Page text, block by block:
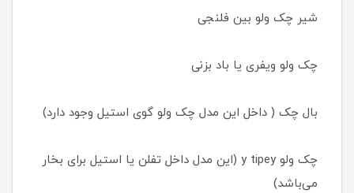
شیر چک ولو بین فلنجی
چک ولو ویفری یا باد بزنی
بال چک ( داخل این مدل چک ولو گوی استیل وجود دارد)
چک ولو y tipey (این مدل داخل تفلن یا استیل برای بخار
می‌باشد)